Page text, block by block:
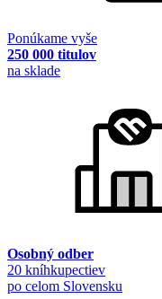
Ponúkame vyše
250 000 titulov
na sklade
Osobný odber
20 kníhkupectiev
po celom Slovensku